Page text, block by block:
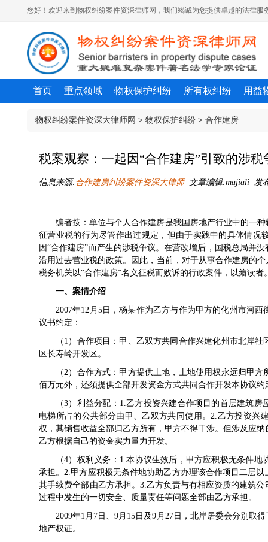
您好！欢迎来到物权纠纷案件资深律师网，我们竭诚为您提供卓越的法律服
首页 重点领域 物权保护纠纷 所有权纠纷 用益
物权纠纷案件资深大律师网 > 物权保护纠纷 > 合作建房
税案观察：一起因“合作建房”引致的涉税
信息来源:合作建房纠纷案件资深大律师文章编辑:majiali 发
编者按：单位与个人合作建房是我国房地产行业中的一
征营业税的行为尽管作出过规定，但由于实践中的具体情
因“合作建房”而产生的涉税争议。在营改增后，国税总局并
沿用过去营业税的政策。因此，当前，对于从事合作建房的
税务机关以“合作建房”名义征税而败诉的行政案件，以飨读者
一、案情介绍
2007年12月5日，杨某作为乙方与作为甲方的化州市河
议书约定：
（1）合作项目：甲、乙双方共同合作兴建化州市北岸
区长寿岭开发区。
（2）合作方式：甲方提供土地，土地使用权永远归甲
佰万元外，还须提供全部开发资金方式共同合作开发本协议
（3）利益分配：1.乙方投资兴建合作项目的首层建筑
电梯所占的公共部分由甲、乙双方共同使用。2.乙方投资兴
权，其销售收益全部归乙方所有，甲方不得干涉。但涉及应
乙方根据自己的资金实力量力开发。
（4）权利义务：1.本协议生效后，甲方应积极无条件
承担。2.甲方应积极无条件地协助乙方办理该合作项目二层
其手续费全部由乙方承担。3.乙方负责与有相应资质的建筑
过程中发生的一切安全、质量责任等问题全部由乙方承担。
2009年1月7日、9月15日及9月27日，北岸居委会分别取
地产权证。